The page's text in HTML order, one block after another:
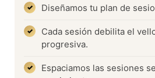
Diseñamos tu plan de
Cada sesión debilita el
progresiva.
Espaciamos las sesiones